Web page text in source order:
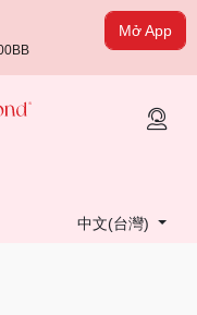
Mở App
中文(台灣)